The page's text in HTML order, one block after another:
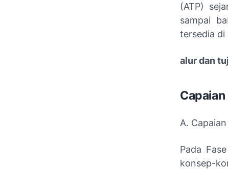
(ATP)
sampai
tersedia di
alur dan
A.
Pada
konsep-